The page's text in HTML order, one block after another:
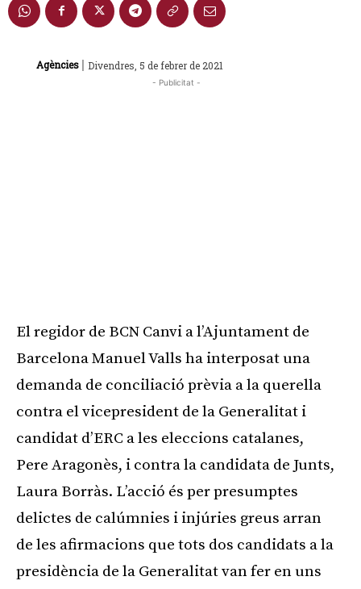
Agències | Divendres, 5 de febrer de 2021
- Publicitat -
El regidor de BCN Canvi a l’Ajuntament de
Barcelona Manuel Valls ha interposat una
demanda de conciliació prèvia a la querella
contra el vicepresident de la Generalitat i
candidat d’ERC a les eleccions catalanes,
Pere Aragonès, i contra la candidata de Junts,
Laura Borràs. L’acció és per presumptes
delictes de calúmnies i injúries greus arran
de les afirmacions que tots dos candidats a la
presidència de la Generalitat van fer en uns